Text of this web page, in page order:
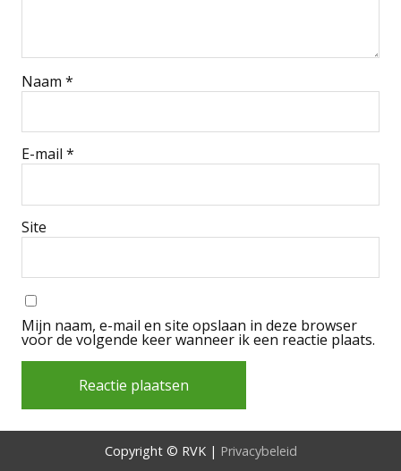
Naam *
E-mail *
Site
Mijn naam, e-mail en site opslaan in deze browser
voor de volgende keer wanneer ik een reactie plaats.
Copyright © RVK | Privacybeleid